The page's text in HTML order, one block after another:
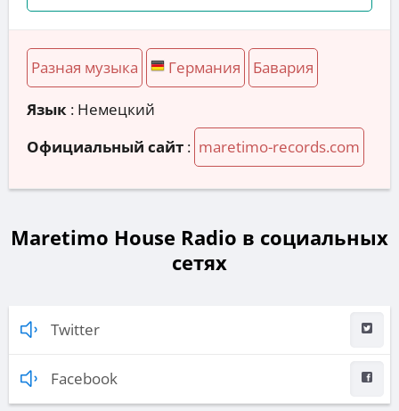
Разная музыка Германия Бавария
Язык : Немецкий
Официальный сайт : maretimo-records.com
Maretimo House Radio в социальных
сетях
Twitter
Facebook